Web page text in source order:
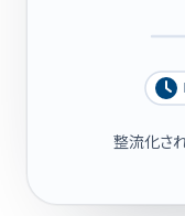
整流化さ